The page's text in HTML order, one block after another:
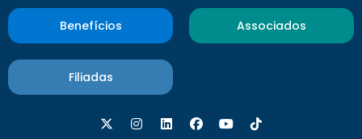
Benefícios Associados
Filiadas